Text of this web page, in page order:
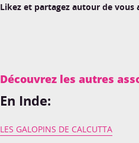
Likez et partagez autour de vous
Découvrez les autres
En Inde:
LES GALOPINS DE CALCUTTA